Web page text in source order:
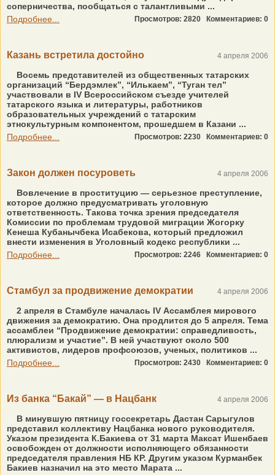
соперничества, пообщаться с талантливыми ...
Подробнее...
Просмотров: 2820 Комментариев: 0
Казань встретила достойно 4 апреля 2006
Восемь представителей из общественных татарских
организаций “Бердэмлек”, “Илькаем”, “Туган тел”
участвовали в IV Всероссийском съезде учителей
татарского языка и литературы, работников
образовательных учреждений с татарским
этнокультурным компонентом, прошедшем в Казани ...
Подробнее...
Просмотров: 2230 Комментариев: 0
Закон должен посуроветь 4 апреля 2006
Вовлечение в проституцию — серьезное преступление,
которое должно предусматривать уголовную
ответственность. Такова точка зрения председателя
Комиссии по проблемам трудовой миграции Жогорку
Кенеша Кубанычбека Исабекова, который предложил
внести изменения в Уголовный кодекс республики ...
Подробнее...
Просмотров: 2246 Комментариев: 0
Стамбул за продвижение демократии 4 апреля 2006
2 апреля в Стамбуле началась IV Ассамблея мирового
движения за демократию. Она продлится до 5 апреля. Тема
ассамблеи “Продвижение демократии: справедливость,
плюрализм и участие”. В ней участвуют около 500
активистов, лидеров профсоюзов, ученых, политиков ...
Подробнее...
Просмотров: 2430 Комментариев: 0
Из банка “Бакай” — в Нацбанк 4 апреля 2006
В минувшую пятницу госсекретарь Дастан Сарыгулов
представил коллективу Нацбанка нового руководителя.
Указом президента К.Бакиева от 31 марта Максат Ишенбаев
освобожден от должности исполняющего обязанности
председателя правления НБ КР. Другим указом Курманбек
Бакиев назначил на это место Марата ...